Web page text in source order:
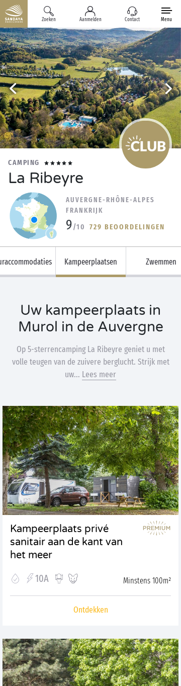
Zoeken Aanmelden Contact Menu
CAMPING
La Ribeyre
AUVERGNE-RHÔNE-ALPES
FRANKRIJK
9/10 729 BEOORDELINGEN
Kampeerplaatsen Zwemmen
Uw kampeerplaats in
Murol in de Auvergne
Op 5-sterrencamping La Ribeyre geniet u met
volle teugen van de zuivere berglucht. Strijk met
uw... Lees meer
Kampeerplaats privé
sanitair aan de kant van
het meer
10A
Minstens 100m²
Ontdekken